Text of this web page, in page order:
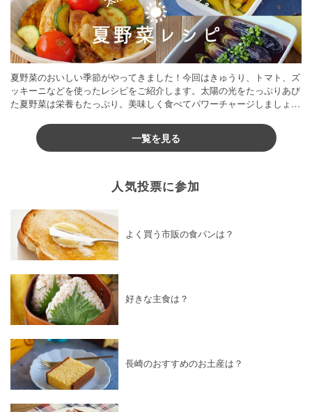
夏野菜のおいしい季節がやってきました！今回はきゅうり、トマト、ズ
ッキーニなどを使ったレシピをご紹介します。太陽の光をたっぷりあび
た夏野菜は栄養もたっぷり。美味しく食べてパワーチャージしましょう
一覧を見る
人気投票に参加
よく買う市販の食パンは？
好きな主食は？
長崎のおすすめのお土産は？